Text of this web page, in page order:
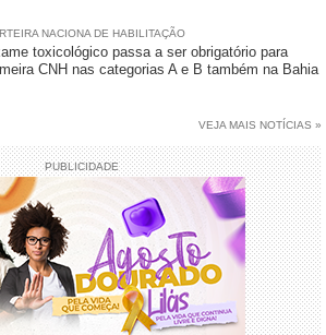
NACIONA DE HABILITAÇÃO
toxicológico passa a ser obrigatório para
CNH nas categorias A e B também na Bahia
VEJA MAIS NOTÍCIAS »
PUBLICIDADE